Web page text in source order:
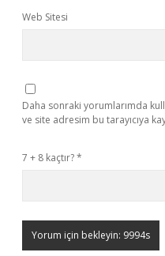
Web Sitesi
Daha sonraki yorumlarımda
ve site adresim bu tarayıcıya
7 + 8 kaçtır?*